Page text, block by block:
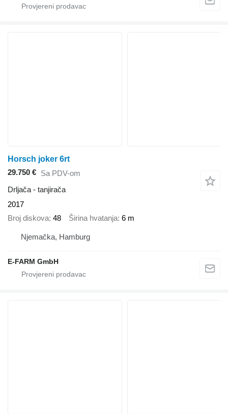
Horsch joker 6rt
29.750 € Sa PDV-om
Drljača - tanjirača
2017
Broj diskova 48 Širina hvatanja 6 m
Njemačka, Hamburg
E-FARM GmbH